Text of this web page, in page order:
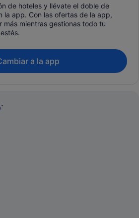
de hoteles y llévate el doble de
la app. Con las ofertas de la app,
más mientras gestionas todo tu
a la app